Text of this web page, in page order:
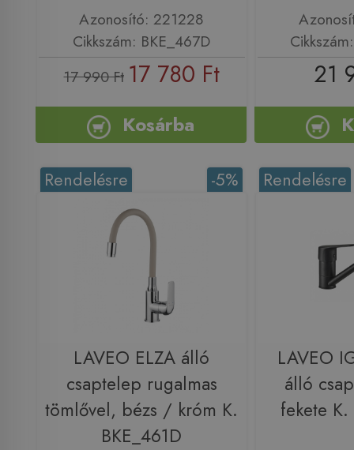
Azonosító: 221228
Cikkszám: BKE_467D
17 990 Ft 17 780 Ft
Kosárba
21
-5%
Rendelésre
LAVEO ELZA álló
csaptelep rugalmas
tömlővel, bézs / króm K.
BKE_461D
Rendelésre
LAVEO
álló
fekete